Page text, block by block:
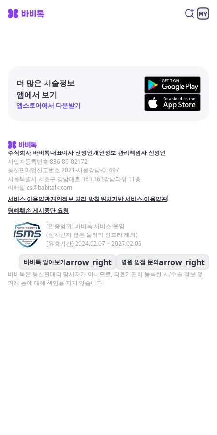
더 많은 시술정보
앱에서 보기
앱스토어에서 다운받기
주식회사 바비톡대표이사 신정인개인정보 관리책임자 신정인
사업자등록번호 836-86-02172
통신판매업신고번호 2021-서울강남-03497
서울특별시 서초구 강남대로 363 363강남타워 11층
이메일 cs@babitalk.com
서비스 이용약관개인정보 처리 방침위치기반 서비스 이용약관
명예훼손 게시중단 요청
[인증범위] 바비톡 서비스 운영
(심사받지 않은 물리적 인프라 제외)
[유효기간] 2024.02.07 ~ 2027.02.06
바비톡 알아보기arrow_right 병원 입점 문의arrow_right
바비톡은 통신판매의 당사자가 아니므로, 의료기관이 등록한 시/수술 정보 및
거래 등에 대해 책임을 지지 않습니다.